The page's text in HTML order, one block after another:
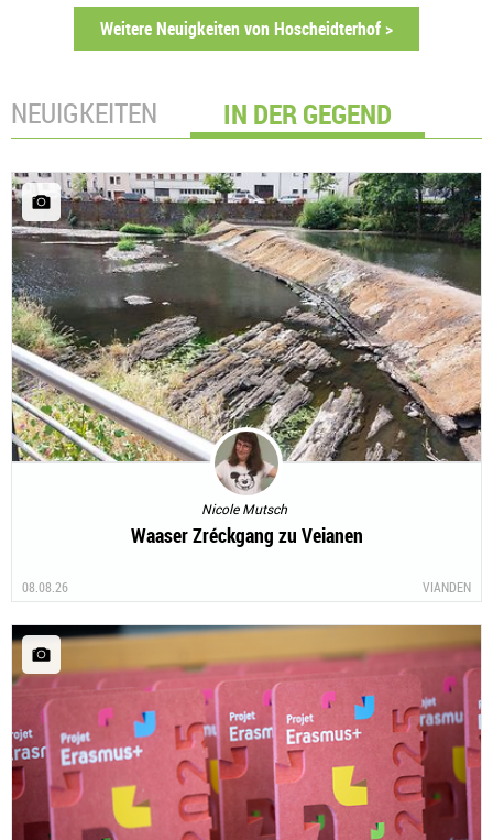
Weitere Neuigkeiten von Hoscheidterhof >
NEUIGKEITEN IN DER GEGEND
Nicole Mutsch
Waaser Zréckgang zu Veianen
08.08.26 VIANDEN